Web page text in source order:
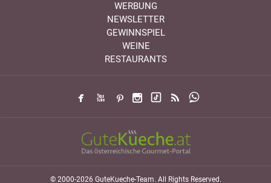
WERBUNG
NEWSLETTER
GEWINNSPIEL
WEINE
RESTAURANTS
© 2000-2026 GuteKueche-Team. All Rights Reserved.